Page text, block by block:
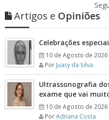
Artigos e Opiniões
Celebrações
10 de Agosto de 2026
Por Juacy da Silva
Ultrassonografia
exame que vai
10 de Agosto de 2026
PorAdriana Costa